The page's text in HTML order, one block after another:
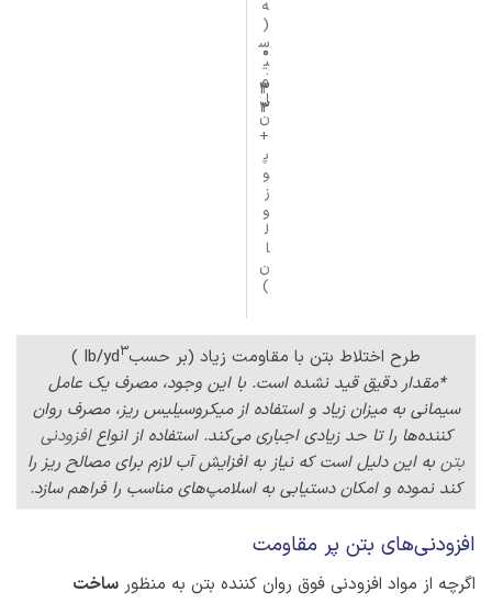
ه
(
س
ی
م
ا
ن
+
پ
و
ز
و
ل
ا
ن
)
0
.
3
2
0
.
3
3
0
.
2
2
طرح اختلاط بتن با مقاومت زیاد (بر حسبIb/yd3
)
*مقدار دقیق قید نشده است. با این وجود، مصرف یک عامل
سیمانی به میزان زیاد و استفاده از میکروسیلیس ریز، مصرف روان
کننده‌ها را تا حد زیادی اجباری می‌کند. استفاده از انواعافزودنی
بتن به این دلیل است که نیاز به افزایش آب لازم برای مصالح ریز را
کند نموده و امکان دستیابی به اسلامپ‌های مناسب را فراهم سازد.
افزودنی‌های بتن پر مقاومت
اگرچه از مواد افزودنی فوق روان کننده بتن به منظور ساخت